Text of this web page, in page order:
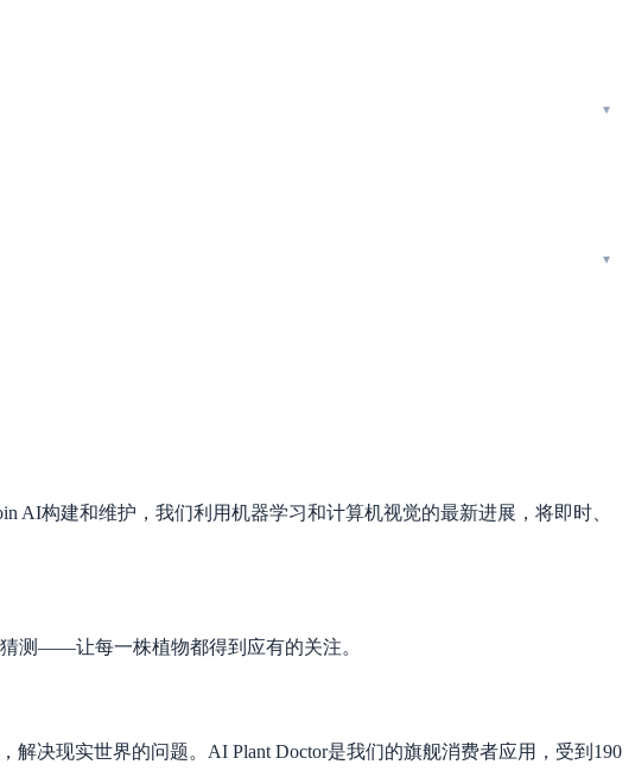
AI构建和维护，我们利用机器学习和计算机视觉的最新进展，将即时、
测——让每一株植物都得到应有的关注。
决现实世界的问题。AI Plant Doctor是我们的旗舰消费者应用，受到190